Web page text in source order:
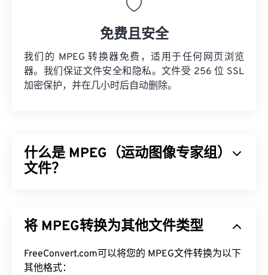
免费且安全
我们的 MPEG 转换器免费，适用于任何网页浏览
器。我们保证文件安全和隐私。文件受 256 位 SSL
加密保护，并在几小时后自动删除。
什么是 MPEG（运动图像专家组）
文件？
采用 编解码器进行复杂的压缩，从而生成质量相对较
为接近。
将 MPEG转换为其他文件类型
FreeConvert.com可以将您的 MPEG文件转换为以下
其他格式：